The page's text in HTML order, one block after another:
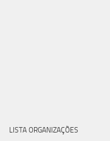
LISTA ORGANIZAÇÕES